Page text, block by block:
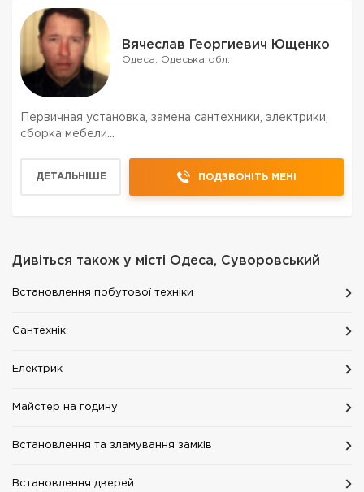
Вячеслав Георгиевич Ющенко
Одеса, Одеська обл.
Первичная установка, замена сантехники, электрики,
сборка мебели...
ДЕТАЛЬНІШЕ ПОДЗВОНІТЬ МЕНІ
Дивіться також у місті Одеса, Суворовський
Встановлення побутової техніки
Сантехнік
Електрик
Майстер на годину
Встановлення та зламування замків
Встановлення дверей